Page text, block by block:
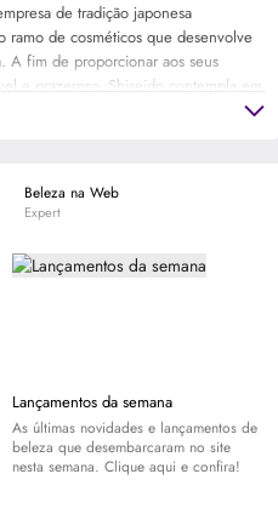
de tradição japonesa
de cosméticos que desenvolve
A fim de proporcionar aos seus
e prazeroso, Shiseido contempla em
maquiagens e fragrâncias.
Beleza na Web
Expert
Lançamentos da semana
As últimas novidades e lançamentos de
beleza que desembarcaram no site
nesta semana. Clique aqui e confira!